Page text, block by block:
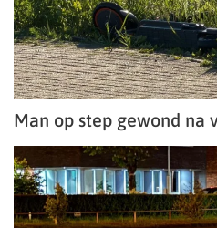
Man op step gewond na